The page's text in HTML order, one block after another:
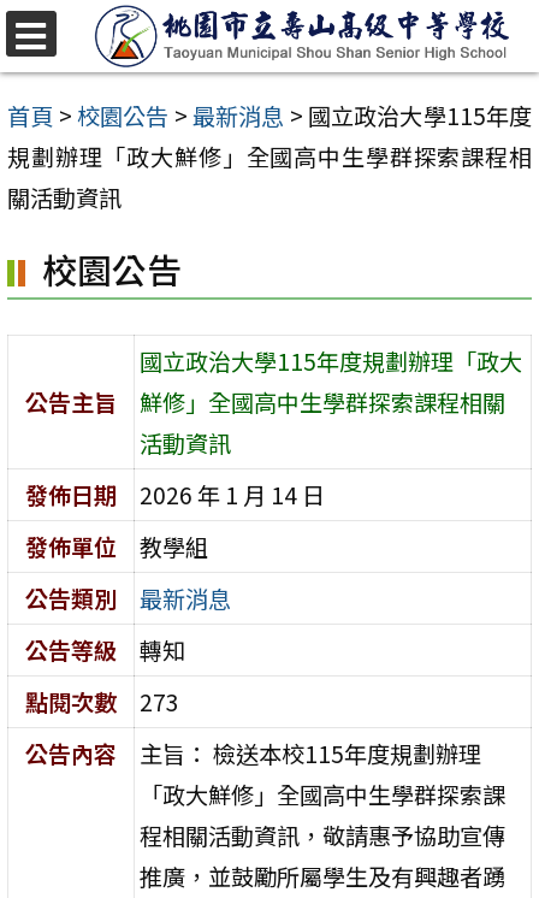
跳
至
主
要
內
區
首頁 >校園公告 >最新消息 > 國立政治大學115年度
規劃辦理「政大鮮修」全國高中生學群探索課程相
關活動資訊
校園公告
公告主旨
國立政治大學115年度規劃辦理「政大
鮮修」全國高中生學群探索課程相關
活動資訊
發佈日期
2026 年 1 月 14 日
發佈單位
教學組
公告類別
最新消息
公告等級
轉知
點閱次數
273
公告內容
主旨： 檢送本校115年度規劃辦理
「政大鮮修」全國高中生學群探索課
程相關活動資訊，敬請惠予協助宣傳
推廣，並鼓勵所屬學生及有興趣者踴
選
單